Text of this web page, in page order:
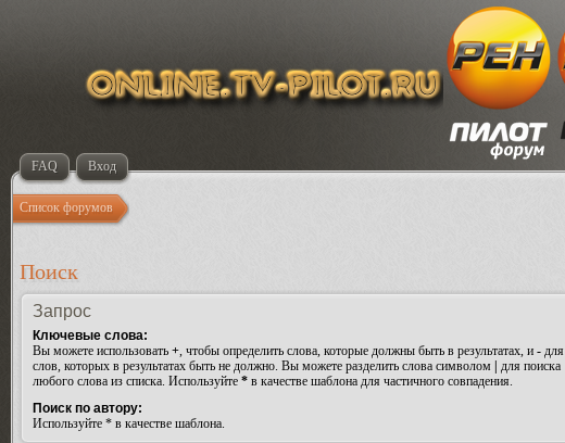
FAQ Вход
Список форумов
Поиск
Запрос
Ключевые слова:
Вы можете использовать +, чтобы определить слова, которые должны быть в результатах, и - для
слов, которых в результатах быть не должно. Вы можете разделить слова символом
для поиска
любого слова из списка. Используйте * в качестве шаблона для частичного совпадения.
Поиск по автору:
Используйте * в качестве шаблона.